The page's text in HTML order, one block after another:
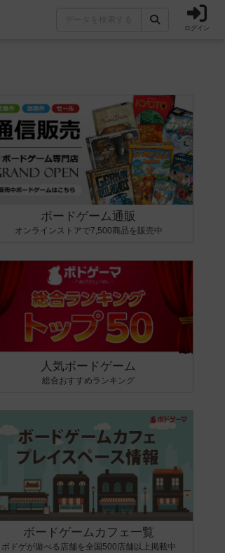
ーム ログイン
ボードゲーム通販
オンラインストアで7,500商品を販売中
人気ボードゲーム
総合おすすめランキング
ボードゲームカフェ一覧
ボドゲが遊べる店舗を全国500店舗以上掲載中